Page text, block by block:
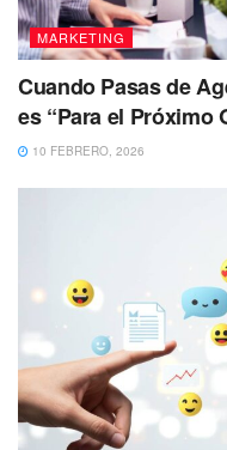
MARKETING
Cuando Pasas de
es “Para el Próximo
10 FEBRERO, 2026